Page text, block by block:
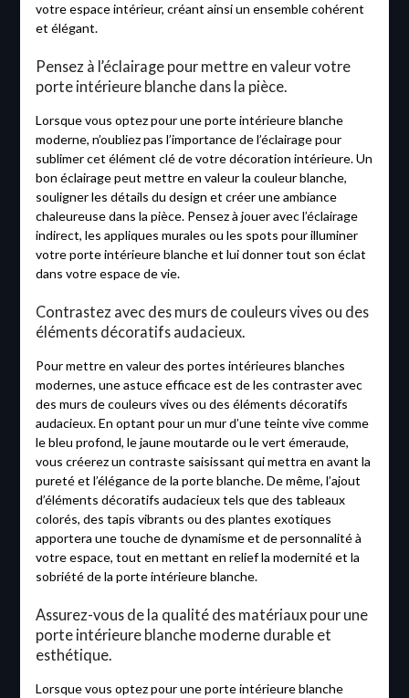
votre espace intérieur, créant ainsi un ensemble cohérent
et élégant.
Pensez à l’éclairage pour mettre en valeur votre
porte intérieure blanche dans la pièce.
Lorsque vous optez pour une porte intérieure blanche
moderne, n’oubliez pas l’importance de l’éclairage pour
sublimer cet élément clé de votre décoration intérieure. Un
bon éclairage peut mettre en valeur la couleur blanche,
souligner les détails du design et créer une ambiance
chaleureuse dans la pièce. Pensez à jouer avec l’éclairage
indirect, les appliques murales ou les spots pour illuminer
votre porte intérieure blanche et lui donner tout son éclat
dans votre espace de vie.
Contrastez avec des murs de couleurs vives ou des
éléments décoratifs audacieux.
Pour mettre en valeur des portes intérieures blanches
modernes, une astuce efficace est de les contraster avec
des murs de couleurs vives ou des éléments décoratifs
audacieux. En optant pour un mur d’une teinte vive comme
le bleu profond, le jaune moutarde ou le vert émeraude,
vous créerez un contraste saisissant qui mettra en avant la
pureté et l’élégance de la porte blanche. De même, l’ajout
d’éléments décoratifs audacieux tels que des tableaux
colorés, des tapis vibrants ou des plantes exotiques
apportera une touche de dynamisme et de personnalité à
votre espace, tout en mettant en relief la modernité et la
sobriété de la porte intérieure blanche.
Assurez-vous de la qualité des matériaux pour une
porte intérieure blanche moderne durable et
esthétique.
Lorsque vous optez pour une porte intérieure blanche